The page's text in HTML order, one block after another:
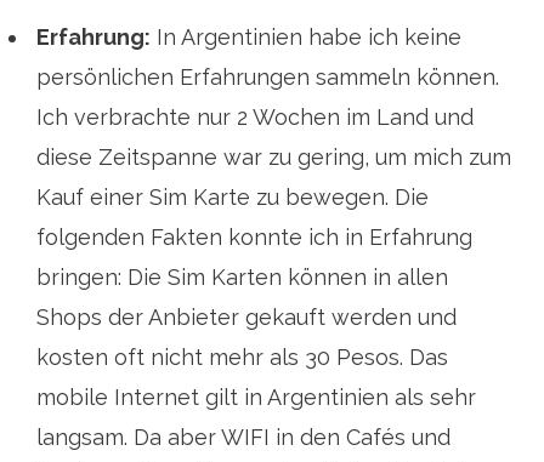
Erfahrung: In Argentinien habe ich keine
persönlichen Erfahrungen sammeln können.
Ich verbrachte nur 2 Wochen im Land und
diese Zeitspanne war zu gering, um mich zum
Kauf einer Sim Karte zu bewegen. Die
folgenden Fakten konnte ich in Erfahrung
bringen: Die Sim Karten können in allen
Shops der Anbieter gekauft werden und
kosten oft nicht mehr als 30 Pesos. Das
mobile Internet gilt in Argentinien als sehr
langsam. Da aber WIFI in den Cafés und